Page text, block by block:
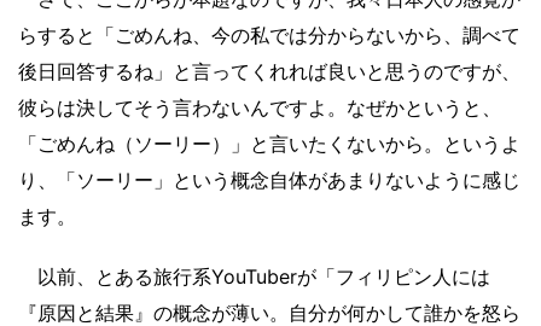
らすると「ごめんね、今の私では分からないから、調べて
後日回答するね」と言ってくれれば良いと思うのですが、
彼らは決してそう言わないんですよ。なぜかというと、
「ごめんね（ソーリー）」と言いたくないから。というよ
り、「ソーリー」という概念自体があまりないように感じ
ます。
以前、とある旅行系YouTuberが「フィリピン人には
『原因と結果』の概念が薄い。自分が何かして誰かを怒ら